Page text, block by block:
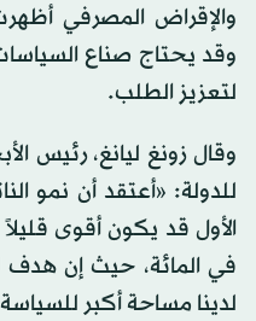
والإقراض المصرفي
وقد يحتاج صناع
لتعزيز الطلب.
وقال زونغ ليانغ، رئيس
للدولة: «أعتقد أن نمو
في المائة، حيث إن هدف
لدينا مساحة أكبر